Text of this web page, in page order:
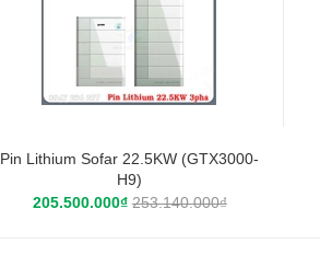
Pin Lithium Sofar 22.5KW (GTX3000-
H9)
205.500.000₫ 253.140.000₫